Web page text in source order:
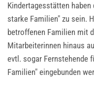
Kindertagesstätten
starke Familien" zu sein.
betroffenen Familien mit
Mitarbeiterinnen hinaus
evtl. sogar Fernstehende
Familien" eingebunden